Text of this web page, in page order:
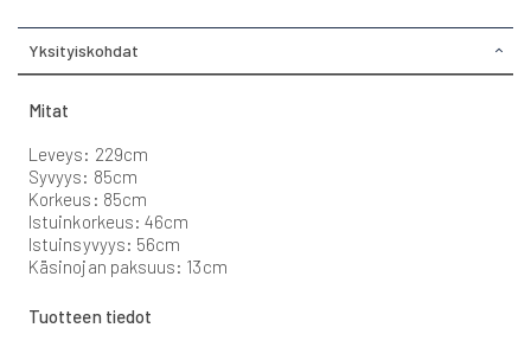
Yksityiskohdat
Mitat
Leveys: 229cm
Syvyys: 85cm
Korkeus: 85cm
Istuinkorkeus: 46cm
Istuinsyvyys: 56cm
Käsinojan paksuus: 13cm
Tuotteen tiedot